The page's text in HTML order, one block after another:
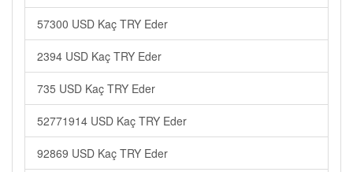
57300 USD Kaç TRY Eder
2394 USD Kaç TRY Eder
735 USD Kaç TRY Eder
52771914 USD Kaç TRY Eder
92869 USD Kaç TRY Eder